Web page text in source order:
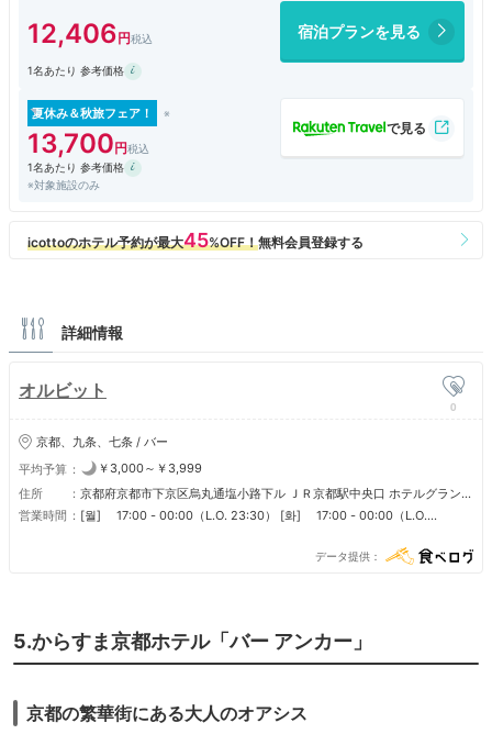
12,406 宿泊プランを見る
1名あたり 参考価格
夏休み＆秋旅フェア！
13,700
1名あたり 参考価格
※対象施設のみ
詳細情報
オルビット
0
京都、九条、七条 / バー
平均予算
￥3,000～￥3,999
住所
京都府京都市下京区烏丸通塩小路下ル ＪＲ京都駅中央口 ホテルグランヴ
ィア京都 2F
営業時間
[월] 17:00 - 00:00（L.O. 23:30） [화] 17:00 - 00:00（L.O.
00:00（L.O. 23:30） [금] 17:00 - 00:00（L.O. 23:30） [토] 17:00
- 00:00（L.O. 23:30） [일] 17:00 - 00:00（L.O. 23:30） [공휴일]
ド ※スマートカジュアル ※男性のお客様のノースリーブシャツ及びサン
ダル履きでのご利用はご遠慮いただいております。 ■年齢制限 ※バータ
データ提供
5.からすま京都ホテル「バー アンカー」
京都の繁華街にある大人のオアシス